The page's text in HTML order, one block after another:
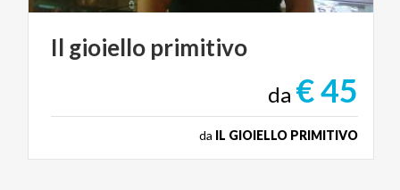
Il gioiello primitivo
da € 45
da IL GIOIELLO PRIMITIVO